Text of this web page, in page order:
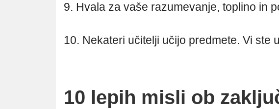
9. Hvala za vaše razumevanje, toplino in
10. Nekateri učitelji učijo predmete. Vi ste
10 lepih misli ob